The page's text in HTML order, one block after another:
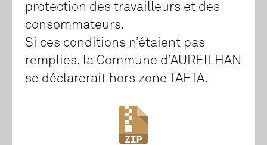
protection des travailleurs et des
consommateurs.
Si ces conditions n’étaient pas
remplies, la Commune d’AURElLHAN
se déclarerait hors zone TAFTA.